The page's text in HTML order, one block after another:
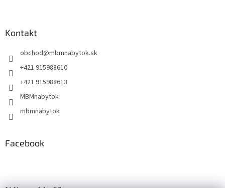
Kontakt
obchod@mbmnabytok.sk
+421 915988610
+421 915988613
MBMnabytok
mbmnabytok
Facebook